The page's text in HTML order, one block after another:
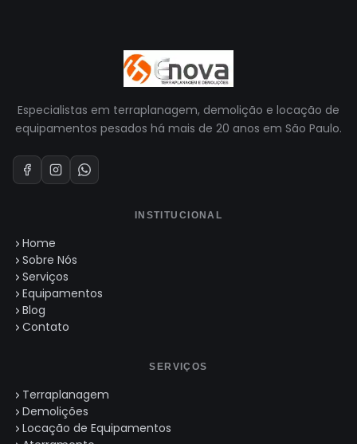
Especialistas em terraplanagem, demolição e locação de
equipamentos pesados há mais de 20 anos em São Paulo.
INSTITUCIONAL
Home
Sobre Nós
Serviços
Equipamentos
Blog
Contato
SERVIÇOS
Terraplanagem
Demolições
Locação de Equipamentos